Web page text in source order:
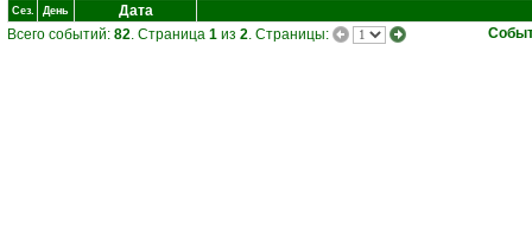
Сез. День
Дата
Всего событий: 82. Страница 1 из 2. Страницы: